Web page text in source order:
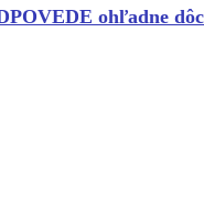
ohľadne